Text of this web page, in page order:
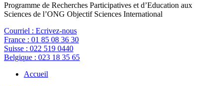
Programme de Recherches Participatives et d’Education aux
Sciences de l’ONG Objectif Sciences International
Courriel : Ecrivez-nous
France : 01 85 08 36 30
Suisse : 022 519 0440
Belgique : 023 18 35 65
Accueil